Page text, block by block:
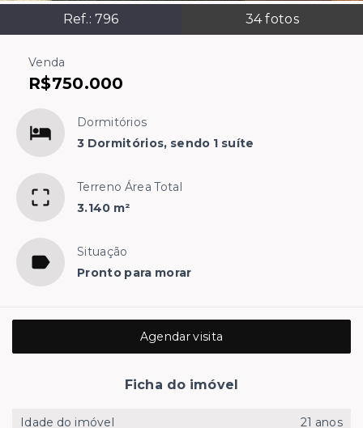
Ref.: 796 34fotos
Venda
R$750.000
Dormitórios
3 Dormitórios, sendo 1 suíte
Terreno Área Total
3.140 m²
Situação
Pronto para morar
Agendar visita
Ficha do imóvel
Idade do imóvel
21 anos